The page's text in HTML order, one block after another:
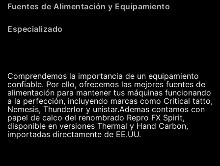
Fuentes de Alimentación y Equipamiento
Especializado
Comprendemos la importancia de un equipamiento
confiable. Por ello, ofrecemos las mejores fuentes de
alimentación para mantener tus máquinas funcionando
a la perfección, incluyendo marcas como Critical tatto,
Nemesis, Thunderlor y unistar.Ademas contamos con
papel de calco del renombrado Repro FX Spirit,
disponible en versiones Thermal y Hand Carbon,
importadas directamente de EE.UU.